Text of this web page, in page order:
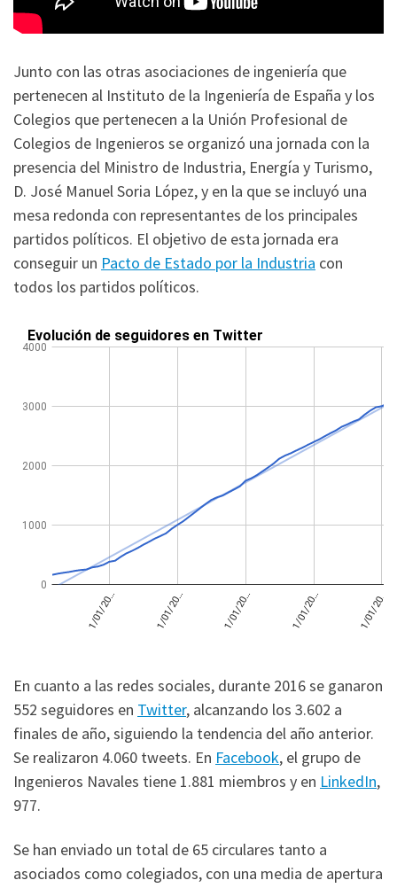
Junto con las otras asociaciones de ingeniería que
pertenecen al Instituto de la Ingeniería de España y los
Colegios que pertenecen a la Unión Profesional de
Colegios de Ingenieros se organizó una jornada con la
presencia del Ministro de Industria, Energía y Turismo,
D. José Manuel Soria López, y en la que se incluyó una
mesa redonda con representantes de los principales
partidos políticos. El objetivo de esta jornada era
conseguir un Pacto de Estado por la Industria con
todos los partidos políticos.
En cuanto a las redes sociales, durante 2016 se ganaron
552 seguidores en Twitter, alcanzando los 3.602 a
finales de año, siguiendo la tendencia del año anterior.
Se realizaron 4.060 tweets. En Facebook, el grupo de
Ingenieros Navales tiene 1.881 miembros y en LinkedIn,
977.
Se han enviado un total de 65 circulares tanto a
asociados como colegiados, con una media de apertura